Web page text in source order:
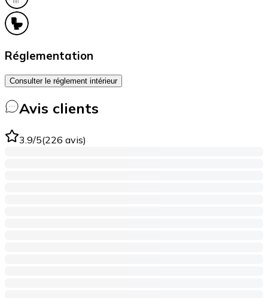
Réglementation
Consulter le réglement intérieur
Avis clients
3.9/5(226 avis)